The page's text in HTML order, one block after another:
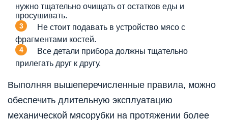
нужно тщательно очищать от остатков еды и
просушивать.
Не стоит подавать в устройство мясо с
фрагментами костей.
Все детали прибора должны тщательно
прилегать друг к другу.
Выполняя вышеперечисленные правила, можно
обеспечить длительную эксплуатацию
механической мясорубки на протяжении более